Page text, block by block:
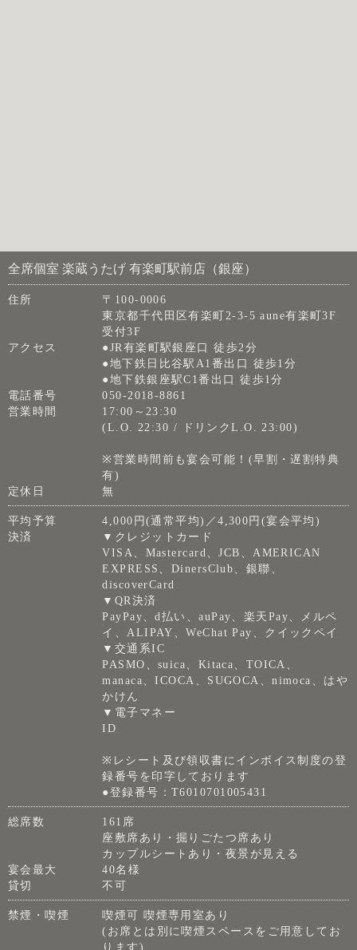
全席個室 楽蔵うたげ 有楽町駅前店（銀座）
住所
〒100-0006
東京都千代田区有楽町2-3-5 aune有楽町3F
受付3F
アクセス
●JR有楽町駅銀座口 徒歩2分
●地下鉄日比谷駅A1番出口 徒歩1分
●地下鉄銀座駅C1番出口 徒歩1分
電話番号
050-2018-8861
営業時間
17:00～23:30
(L.O. 22:30 / ドリンクL.O. 23:00)
※営業時間前も宴会可能！(早割・遅割特典
有)
定休日
無
平均予算
4,000円(通常平均)／4,300円(宴会平均)
決済
▼クレジットカード
VISA、Mastercard、JCB、AMERICAN
EXPRESS、DinersClub、銀聯、
discoverCard
▼QR決済
PayPay、d払い、auPay、楽天Pay、メルペ
イ、ALIPAY、WeChat Pay、クイックペイ
▼交通系IC
PASMO、suica、Kitaca、TOICA、
manaca、ICOCA、SUGOCA、nimoca、はや
かけん
▼電子マネー
ID
※レシート及び領収書にインボイス制度の登
録番号を印字しております
●登録番号：T6010701005431
総席数
161席
座敷席あり・掘りごたつ席あり
カップルシートあり・夜景が見える
宴会最大
40名様
貸切
不可
禁煙・喫煙
喫煙可 喫煙専用室あり
(お席とは別に喫煙スペースをご用意してお
ります)